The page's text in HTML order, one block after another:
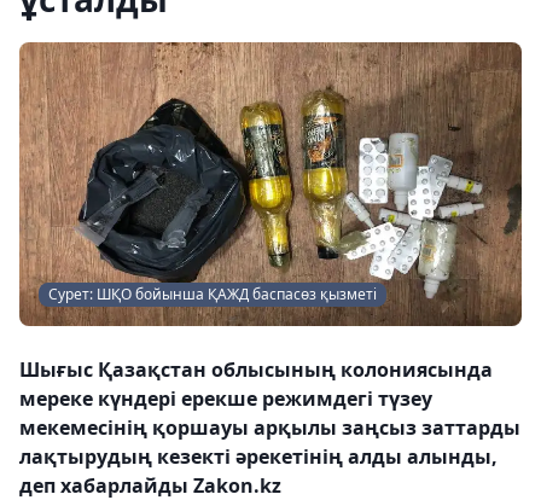
Сурет: ШҚО бойынша ҚАЖД баспасөз қызметі
Шығыс Қазақстан облысының колониясында
мереке күндері ерекше режимдегі түзеу
мекемесінің қоршауы арқылы заңсыз заттарды
лақтырудың кезекті әрекетінің алды алынды,
деп хабарлайды Zakon.kz